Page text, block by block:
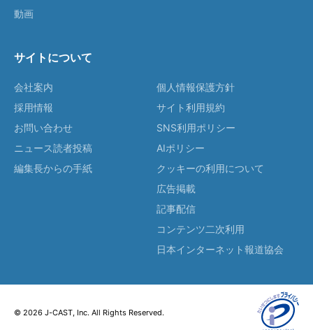
動画
サイトについて
会社案内
採用情報
お問い合わせ
ニュース読者投稿
編集長からの手紙
個人情報保護方針
サイト利用規約
SNS利用ポリシー
AIポリシー
クッキーの利用について
広告掲載
記事配信
コンテンツ二次利用
日本インターネット報道協会
© 2026 J-CAST, Inc. All Rights Reserved.